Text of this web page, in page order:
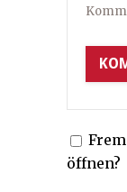
öffnen?